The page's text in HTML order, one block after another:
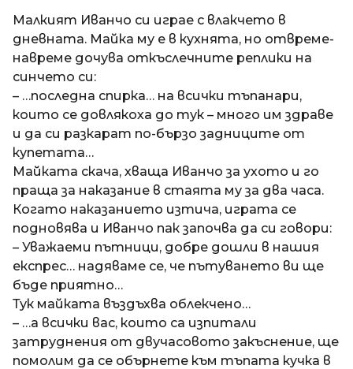
п
р
е
д
и
1
8
г
о
д
и
н
и
п
р
е
д
и
t
i
Малкият Иванчо си играе с влакчето в
дневната. Майка му е в кухнята, но отвреме-
навреме дочува откъслечните реплики на
синчето си:
– …последна спирка… на всички тъпанари,
които се довлякоха до тук – много им здраве
и да си разкарат по-бързо задниците от
купетата…
Майката скача, хваща Иванчо за ухото и го
праща за наказание в стаята му за два часа.
Когато наказанието изтича, играта се
подновява и Иванчо пак започва да си говори:
– Уважаеми пътници, добре дошли в нашия
експрес… надяваме се, че пътуването ви ще
бъде приятно…
Тук майката въздъхва облекчено…
– …а всички вас, които са изпитали
затруднения от двучасовото закъснение, ще
помолим да се обърнете към тъпата кучка в